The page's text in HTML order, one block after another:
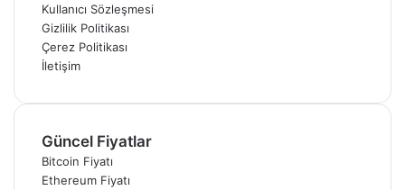
Kullanıcı Sözleşmesi
Gizlilik Politikası
Çerez Politikası
İletişim
Güncel Fiyatlar
Bitcoin Fiyatı
Ethereum Fiyatı